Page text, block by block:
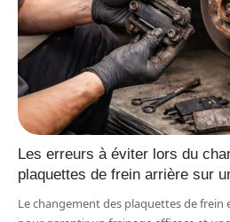
Les erreurs à éviter lors du
plaquettes de frein arrière sur
Le changement des plaquettes de